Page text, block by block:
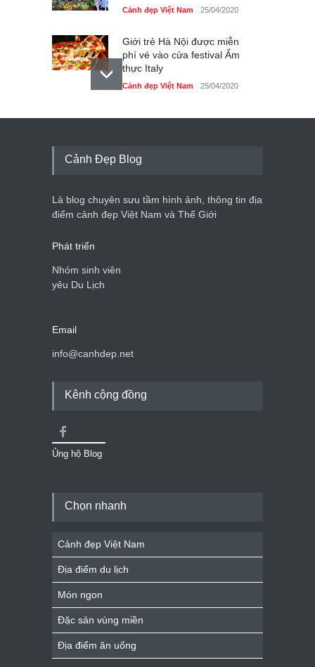
Cảnh đẹp Việt Nam 25/04/2020
Giới trẻ Hà Nội được miễn
phí vé vào cửa festival Ẩm
thực Italy
Cảnh đẹp Việt Nam 25/04/2020
Tam giác mạch khoe sắc
du lịch quốc gia
Cảnh đẹp Việt Nam 24/04/2020
Cảnh Đẹp Blog
Là blog chuyên sưu tầm hình ảnh, thông tin địa
điểm cảnh đẹp Việt Nam và Thế Giới
Phát triển
Nhóm sinh viên
yêu Du Lịch
Email
info@canhdep.net
Kênh cộng đồng
Ủng hộ Blog
Chọn nhanh
Cảnh đẹp Việt Nam
Địa điểm du lịch
Món ngon
Đặc sản vùng miền
Địa điểm ăn uống